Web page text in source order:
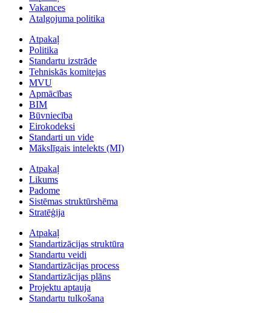
Vakances
Atalgojuma politika
Atpakaļ
Politika
Standartu izstrāde
Tehniskās komitejas
MVU
Apmācības
BIM
Būvniecība
Eirokodeksi
Standarti un vide
Mākslīgais intelekts (MI)
Atpakaļ
Likums
Padome
Sistēmas struktūrshēma
Stratēģija
Atpakaļ
Standartizācijas struktūra
Standartu veidi
Standartizācijas process
Standartizācijas plāns
Projektu aptauja
Standartu tulkošana